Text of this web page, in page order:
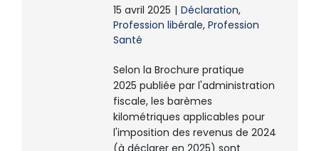
15 avril 2025 | Déclaration,
Profession libérale, Profession
Santé
Selon la Brochure pratique
2025 publiée par l'administration
fiscale, les barèmes
kilométriques applicables pour
l'imposition des revenus de 2024
(à déclarer en 2025) sont